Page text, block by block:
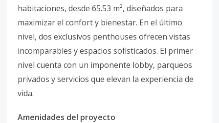
habitaciones, desde 65.53 m², diseñados para
maximizar el confort y bienestar. En el último
nivel, dos exclusivos penthouses ofrecen vistas
incomparables y espacios sofisticados. El primer
nivel cuenta con un imponente lobby, parqueos
privados y servicios que elevan la experiencia de
vida.
Amenidades del proyecto